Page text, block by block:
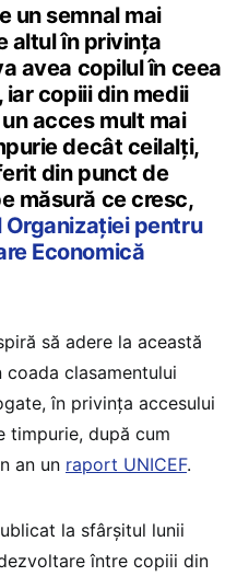
un semnal mai
altul în privința
avea copilul în ceea
copiii din medii
acces mult mai
decât ceilalți,
din punct de
măsură ce cresc,
Organizației pentru
Economică
să adere la această
clasamentului
în privința accesului
timpurie, după cum
an un raport UNICEF.
la sfârșitul lunii
între copiii din